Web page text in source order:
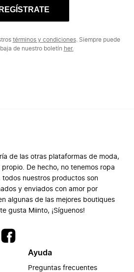
REGÍSTRATE
términos y condiciones. Siempre puede
de nuestro boletín her.
de las otras plataformas de moda,
De hecho, no tenemos ropa
todos nuestros productos son
y enviados con amor por
algunas de las mejores boutiques
gusta Miinto, ¡Síguenos!
Ayuda
Preguntas frecuentes